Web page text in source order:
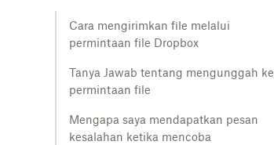
Cara mengirimkan file melalui
permintaan file Dropbox
Tanya Jawab tentang mengunggah ke
permintaan file
Mengapa saya mendapatkan pesan
kesalahan ketika mencoba